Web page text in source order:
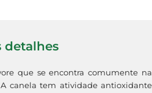
detalhes
que se encontra comumente na
canela tem atividade antioxidante